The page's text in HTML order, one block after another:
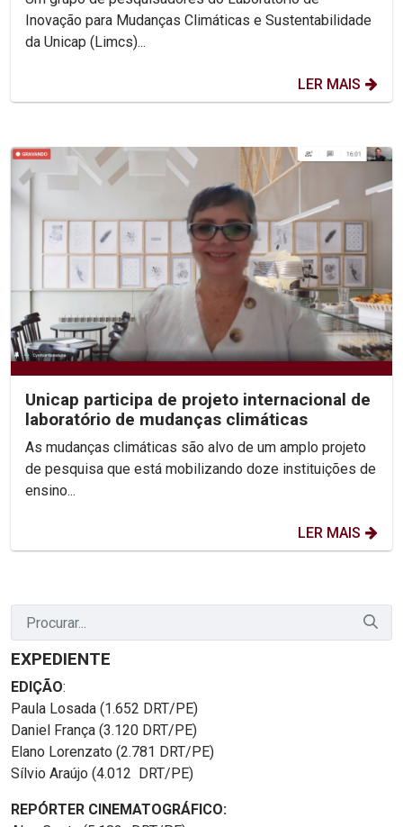
Inovação para Mudanças Climáticas e Sustentabilidade
da Unicap (Limcs)...
LER MAIS
Unicap participa de projeto internacional de
laboratório de mudanças climáticas
As mudanças climáticas são alvo de um amplo projeto
de pesquisa que está mobilizando doze instituições de
ensino...
LER MAIS
EXPEDIENTE
EDIÇÃO:
Paula Losada (1.652 DRT/PE)
Daniel França (3.120 DRT/PE)
Elano Lorenzato (2.781 DRT/PE)
Sílvio Araújo (4.012 DRT/PE)
REPÓRTER CINEMATOGRÁFICO: